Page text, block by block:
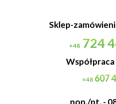
Sklep-
+48 724
+48607
pon./pt. -